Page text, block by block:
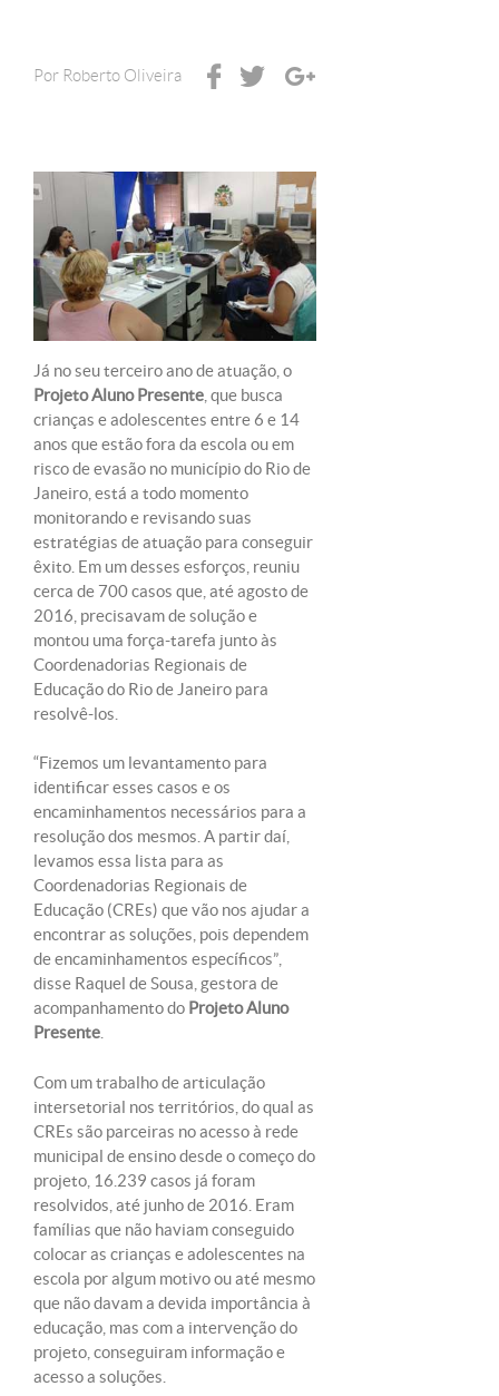
Por Roberto Oliveira
Já no seu terceiro ano de atuação, o
Projeto Aluno Presente , que busca
crianças e adolescentes entre 6 e 14
anos que estão fora da escola ou em
risco de evasão no município do Rio de
Janeiro, está a todo momento
monitorando e revisando suas
estratégias de atuação para conseguir
êxito. Em um desses esforços, reuniu
cerca de 700 casos que, até agosto de
2016, precisavam de solução e
montou uma força-tarefa junto às
Coordenadorias Regionais de
Educação do Rio de Janeiro para
resolvê-los.
“Fizemos um levantamento para
identificar esses casos e os
encaminhamentos necessários para a
resolução dos mesmos. A partir daí,
levamos essa lista para as
Coordenadorias Regionais de
Educação (CREs) que vão nos ajudar a
encontrar as soluções, pois dependem
de encaminhamentos específicos”,
disse Raquel de Sousa, gestora de
acompanhamento do Projeto Aluno
Presente
Com um trabalho de articulação
intersetorial nos territórios, do qual as
CREs são parceiras no acesso à rede
municipal de ensino desde o começo do
projeto, 16.239 casos já foram
resolvidos, até junho de 2016. Eram
famílias que não haviam conseguido
colocar as crianças e adolescentes na
escola por algum motivo ou até mesmo
que não davam a devida importância à
educação, mas com a intervenção do
projeto, conseguiram informação e
acesso a soluções.